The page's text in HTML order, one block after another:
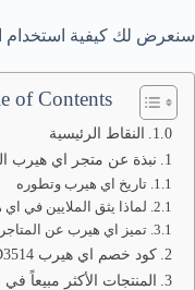
سنعرض لك كيفية استخدام
of Contents
النقاط الرئيسية
نبذة عن متجر اي هيرب
تاريخ اي هيرب وتطوره
لماذا يثق الملايين في
تميز اي هيرب عن
كود خصم اي هيرب HAD3514 وكيفية استخدامه
المنتجات الأكثر مبيعاً